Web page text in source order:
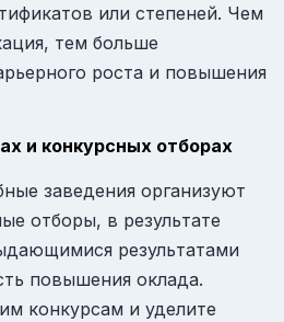
или степеней. Чем
тем больше
роста и повышения
и конкурсных отборах
заведения организуют
отборы, в результате
результатами
повышения оклада.
конкурсам и уделите